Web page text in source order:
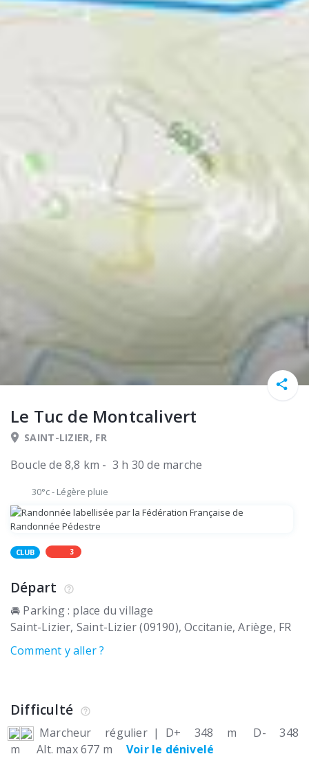
Le Tuc de Montcalivert
SAINT-LIZIER, FR
Boucle de 8,8 km - 3 h 30 de marche
30°c- Légère pluie
CLUB 3
Départ
🚘 Parking : place du village
Saint-Lizier Saint-Lizier (09190) Occitanie, Ariège FR
Comment y aller ?
Difficulté
Marcheur régulier | D+ 348 m
D- 348
m
Alt. max 677 m Voir le dénivelé